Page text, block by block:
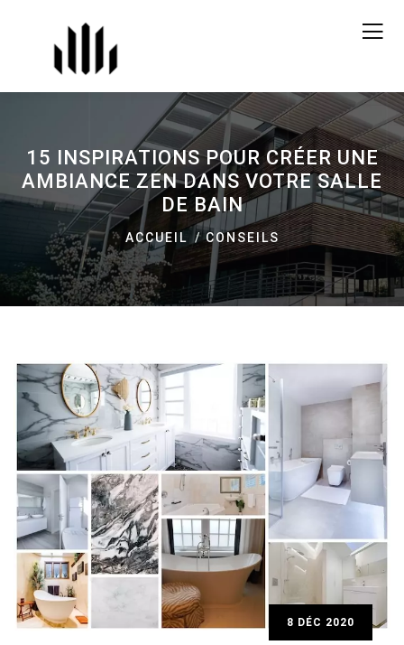
15 INSPIRATIONS POUR CRÉER UNE
AMBIANCE ZEN DANS VOTRE SALLE
DE BAIN
ACCUEIL CONSEILS
8 DÉC 2020